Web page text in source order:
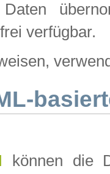
Daten
frei verfügbar.
können die